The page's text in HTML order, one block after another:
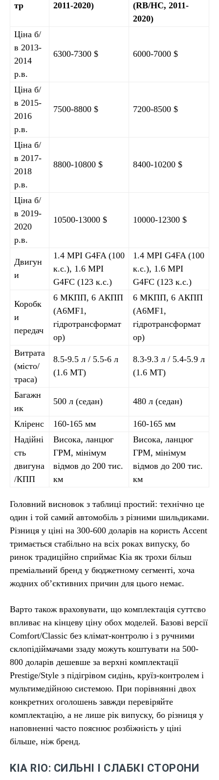
тр
2011-2020)
(RB/HC, 2011-
2020)
Ціна б/
в 2013-
2014
р.в.
6300-7300 $ 6000-7000 $
Ціна б/
в 2015-
2016
р.в.
7500-8800 $ 7200-8500 $
Ціна б/
в 2017-
2018
р.в.
8800-10800 $ 8400-10200 $
Ціна б/
в 2019-
2020
р.в.
10500-13000 $ 10000-12300 $
Двигун
и
1.4 MPI G4FA (100
к.с.), 1.6 MPI
G4FC (123 к.с.)
1.4 MPI G4FA (100
к.с.), 1.6 MPI
G4FC (123 к.с.)
Коробк
и
передач
6 МКПП, 6 АКПП
(A6MF1,
гідротрансформат
ор)
6 МКПП, 6 АКПП
(A6MF1,
гідротрансформат
ор)
Витрата
(місто/
траса)
8.5-9.5 л / 5.5-6 л
(1.6 МТ)
8.3-9.3 л / 5.4-5.9 л
(1.6 МТ)
Багажн
ик
500 л (седан) 480 л (седан)
Кліренс 160-165 мм
160-165 мм
Надійні
сть
двигуна
/КПП
Висока, ланцюг
ГРМ, мінімум
відмов до 200 тис.
км
Висока, ланцюг
ГРМ, мінімум
відмов до 200 тис.
км
Головний висновок з таблиці простий: технічно це
один і той самий автомобіль з різними шильдиками.
Різниця у ціні на 300-600 доларів на користь Accent
тримається стабільно на всіх роках випуску, бо
ринок традиційно сприймає Kia як трохи більш
преміальний бренд у бюджетному сегменті, хоча
жодних об’єктивних причин для цього немає.
Варто також враховувати, що комплектація суттєво
впливає на кінцеву ціну обох моделей. Базові версії
Comfort/Classic без клімат-контролю і з ручними
склопідіймачами ззаду можуть коштувати на 500-
800 доларів дешевше за верхні комплектації
Prestige/Style з підігрівом сидінь, круїз-контролем і
мультимедійною системою. При порівнянні двох
конкретних оголошень завжди перевіряйте
комплектацію, а не лише рік випуску, бо різниця у
наповненні часто пояснює розбіжність у ціні
більше, ніж бренд.
KIA RIO: СИЛЬНІ І СЛАБКІ СТОРОНИ